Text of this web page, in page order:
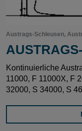
Austrags-Schleusen,
Kontinuierliche
11000, F 11000X, F
32000, S 34000, S